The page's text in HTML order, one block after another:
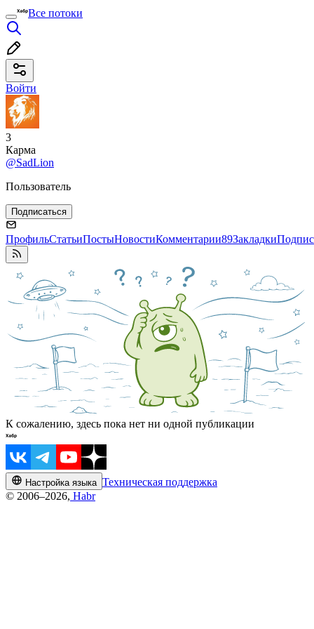
Все потоки
Войти
3
Карма
@SadLion
Пользователь
Подписаться
ПрофильСтатьиПостыНовостиКомментарии89Закладки
К сожалению, здесь пока нет ни одной публикации
Настройка языка Техническая поддержка
© 2006–2026, Habr